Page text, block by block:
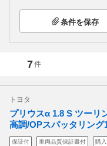
条件を保存
7件
トヨタ
プリウスα 1.8 S ツーリ
高調/OPスパッタリング
保証付 車両品質保証書付 購